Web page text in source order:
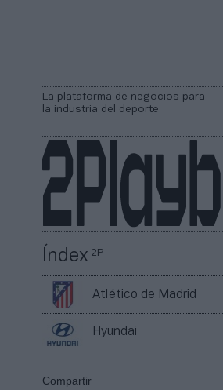
La plataforma de negocios para
la industria del deporte
Índex2P
Atlético de Madrid
Hyundai
Compartir